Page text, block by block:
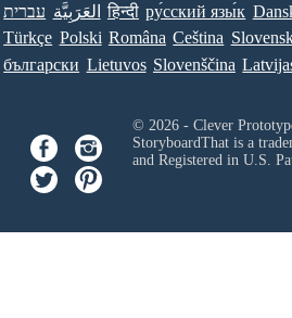
עברית العَرَبِيَّة हिन्दी ру́сский язы́к
Türkçe Polski Româna Ceština
български Lietuvos Slovenščina
© 2026 - Clever
StoryboardThat is a
and Registered in U.S.